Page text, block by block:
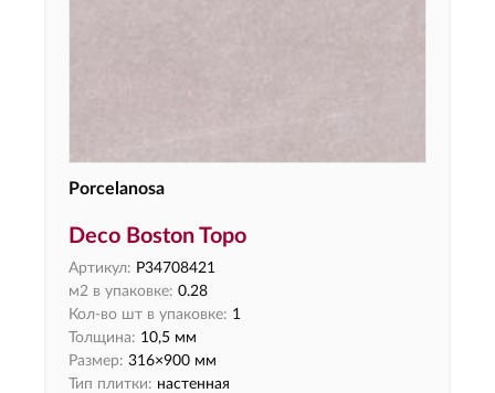
Porcelanosa
Deco Boston Topo
Артикул: P34708421
м2 в упаковке: 0.28
Кол-во шт в упаковке: 1
Толщина: 10,5 мм
Размер: 316×900 мм
Тип плитки: настенная